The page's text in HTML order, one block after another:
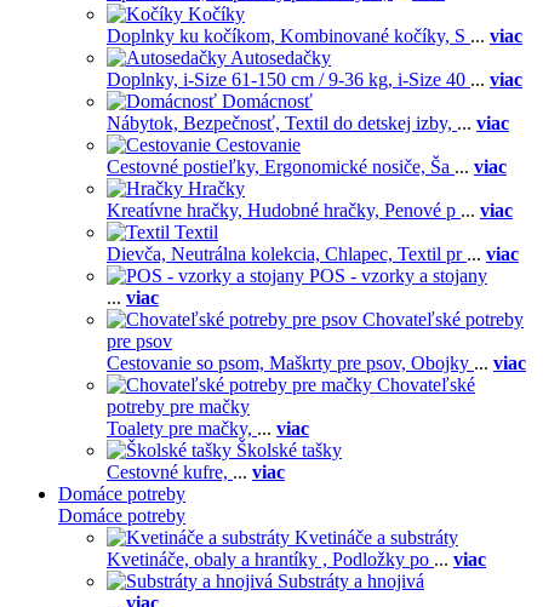
Kočíky
Doplnky ku kočíkom, Kombinované kočíky, S ... viac
Autosedačky
Doplnky, i-Size 61-150 cm / 9-36 kg, i-Size 40 ... viac
Domácnosť
Nábytok, Bezpečnosť, Textil do detskej izby, ... viac
Cestovanie
Cestovné postieľky, Ergonomické nosiče, Ša ... viac
Hračky
Kreatívne hračky, Hudobné hračky, Penové p ... viac
Textil
Dievča, Neutrálna kolekcia, Chlapec, Textil pr ... viac
POS - vzorky a stojany
... viac
Chovateľské potreby
pre psov
Cestovanie so psom, Maškrty pre psov, Obojky ... viac
Chovateľské
potreby pre mačky
Toalety pre mačky, ... viac
Školské tašky
Cestovné kufre, ... viac
Domáce potreby
Domáce potreby
Kvetináče a substráty
Kvetináče, obaly a hrantíky , Podložky po ... viac
Substráty a hnojivá
... viac